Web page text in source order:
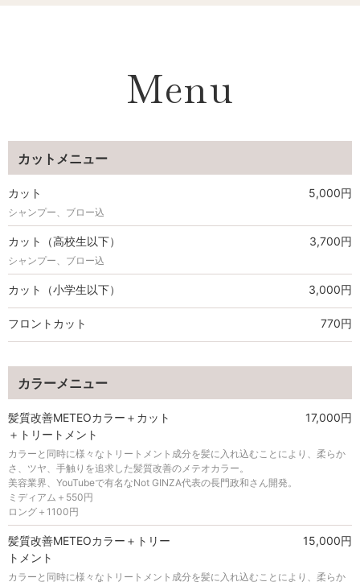
Menu
カットメニュー
カット 5,000円
シャンプー、ブロー込
カット（高校生以下） 3,700円
シャンプー、ブロー込
カット（小学生以下） 3,000円
フロントカット 770円
カラーメニュー
髪質改善METEOカラー＋カット
＋トリートメント
17,000円
カラーと同時に様々なトリートメント成分を髪に入れ込むことにより、柔らか
さ、ツヤ、手触りを追求した髪質改善のメテオカラー。
美容業界、YouTubeで有名なNot GINZA代表の長門政和さん開発。
ミディアム＋550円
ロング＋1100円
髪質改善METEOカラー＋トリー
トメント
15,000円
カラーと同時に様々なトリートメント成分を髪に入れ込むことにより、柔らか